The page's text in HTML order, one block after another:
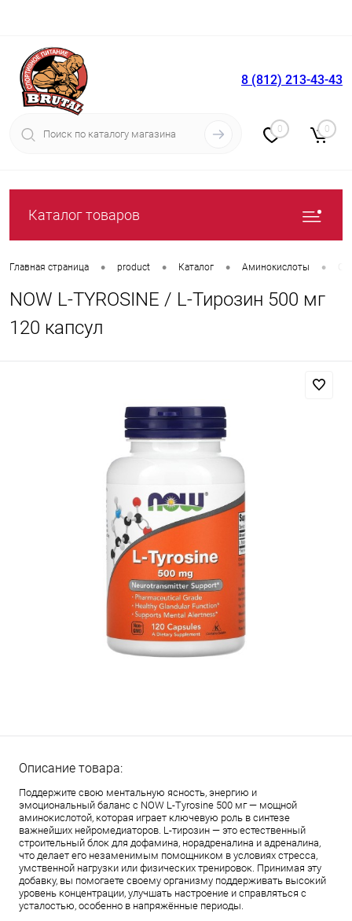
Вход Регистрация
8 (812) 213-43-43
0 0
Каталог товаров
Главная страница • product • Каталог • Аминокислоты •
NOW L-TYROSINE / L-Тирозин 500 мг
120 капсул
Описание товара:
Поддержите свою ментальную ясность, энергию и
эмоциональный баланс с NOW L-Tyrosine 500 мг — мощной
аминокислотой, которая играет ключевую роль в синтезе
важнейших нейромедиаторов. L-тирозин — это естественный
строительный блок для дофамина, норадреналина и адреналина,
что делает его незаменимым помощником в условиях стресса,
умственной нагрузки или физических тренировок. Принимая эту
добавку, вы помогаете своему организму поддерживать высокий
уровень концентрации, улучшать настроение и справляться с
усталостью, особенно в напряжённые периоды.